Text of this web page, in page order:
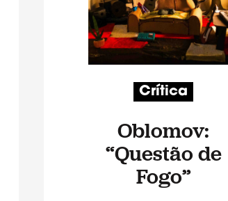
Crítica
Oblomov:
“Questão de
Fogo”